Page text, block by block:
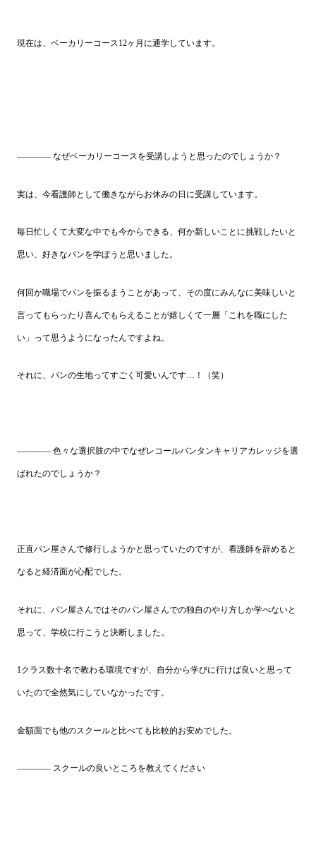
現在は、ベーカリーコース12ヶ月に通学しています。
―――― なぜベーカリーコースを受講しようと思ったのでしょうか？
実は、今看護師として働きながらお休みの日に受講しています。
毎日忙しくて大変な中でも今からできる、何か新しいことに挑戦したいと
思い、好きなパンを学ぼうと思いました。
何回か職場でパンを振るまうことがあって、その度にみんなに美味しいと
言ってもらったり喜んでもらえることが嬉しくて一層「これを職にした
い」って思うようになったんですよね。
それに、パンの生地ってすごく可愛いんです…！（笑）
―――― 色々な選択肢の中でなぜレコールバンタンキャリアカレッジを選
ばれたのでしょうか？
正直パン屋さんで修行しようかと思っていたのですが、看護師を辞めると
なると経済面が心配でした。
それに、パン屋さんではそのパン屋さんでの独自のやり方しか学べないと
思って、学校に行こうと決断しました。
1クラス数十名で教わる環境ですが、自分から学びに行けば良いと思って
いたので全然気にしていなかったです。
金額面でも他のスクールと比べても比較的お安めでした。
―――― スクールの良いところを教えてください